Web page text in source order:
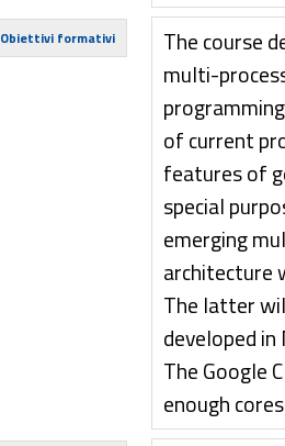
Obiettivi formativi
The course
multi-
of current
features of
special
emerging
architecture
The latter
developed in
The Google
enough